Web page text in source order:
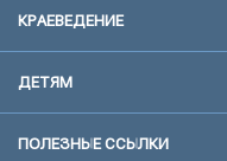
КРАЕВЕДЕНИЕ
ДЕТЯМ
ПОЛЕЗНЫЕ ССЫЛКИ